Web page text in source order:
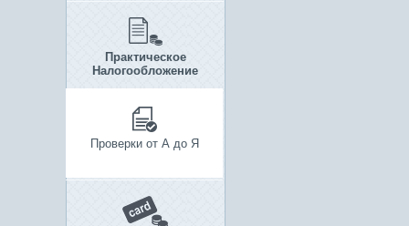
Практическое
Налогообложение
Проверки от А до Я